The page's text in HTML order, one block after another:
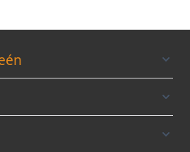
ritsen
zeil
vast te zetten
77cm